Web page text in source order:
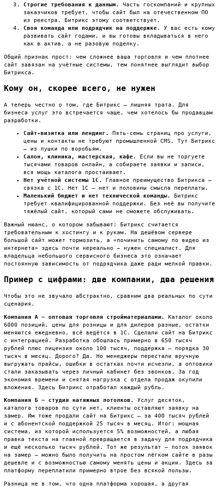
Строгие требования к данным.
Часть госкомпаний и крупных
заказчиков требует, чтобы сайт был на отечественном ПО
из реестра. Битрикс этому соответствует.
Своя команда или подрядчик на поддержке.
У вас есть кому
развивать сайт годами, и вы готовы вкладываться в него
как в актив, а не разовую поделку.
Общий признак прост: чем сложнее ваша торговля и чем плотнее
сайт завязан на учётные системы, тем понятнее выглядит выбор
Битрикса.
Кому он, скорее всего, не нужен
А теперь честно о том, где Битрикс — лишняя трата. Для
бизнеса услуг это встречается чаще, чем хотелось бы продавцам
разработки.
Сайт-визитка или лендинг.
Пять-семь страниц про услуги,
цены и контакты не требуют промышленной CMS. Тут Битрикс
— из пушки по воробьям.
Салон, клиника, мастерская, кафе.
Если вы не торгуете
тысячами товаров онлайн, а собираете заявки и записи,
вся мощь каталога простаивает.
Нет учётной системы 1С.
Главное преимущество Битрикса —
связка с 1С. Нет 1С — нет и половины смысла переплаты.
Маленький бюджет и нет технической команды.
Битрикс
требует квалифицированной поддержки. Без неё вы получите
тяжёлый сайт, который сами не сможете обслуживать.
Важный нюанс, о котором забывают: Битрикс считается
требовательным к хостингу и к рукам. На дешёвом сервере
большой сайт может тормозить, а «починить самому по видео из
интернета» здесь почти нереально — нужен специалист. Для
владельца небольшого сервисного бизнеса это означает
постоянную зависимость от подрядчика даже ради мелкой правки.
Пример с цифрами: две компании, два решения
Чтобы это не звучало абстрактно, сравним два реальных по сути
сценария.
Компания А — оптовая торговля стройматериалами.
Каталог около
6000 позиций, цены для розницы и для дилеров разные, остатки
меняются ежедневно, всё ведётся в 1С. Сделали сайт на Битрикс
с интеграцией. Разработка обошлась примерно в 650 тысяч
рублей плюс лицензия около 100 тысяч, поддержка — порядка 30
тысяч в месяц. Дорого? Да. Но менеджеры перестали вручную
выгружать прайсы, ошибки в остатках почти исчезли, а оптовики
стали заказывать через личный кабинет без звонков. За год
экономия времени и снятая нагрузка с отдела продаж окупили
вложения. Здесь Битрикс отработал каждый рубль.
Компания Б — студия натяжных потолков.
Услуг десяток,
каталога товаров по сути нет, клиенты оставляют заявку на
замер. Им тоже продали сайт на Битрикс — за 400 тысяч рублей
и с абонентской поддержкой 25 тысяч в месяц. Итог: мощная
система, из которой используется 5% возможностей, а любая
правка текста на главной превращается в задачу для подрядчика
и ещё несколько тысяч рублей. Тот же результат — поток заявок
на замер — можно было получить на простом лёгком сайте в разы
дешевле и с возможностью самому менять цены и акции. Здесь за
платформу переплатили примерно втрое без всякой пользы.
Разница не в том, что одна платформа хорошая, а другая